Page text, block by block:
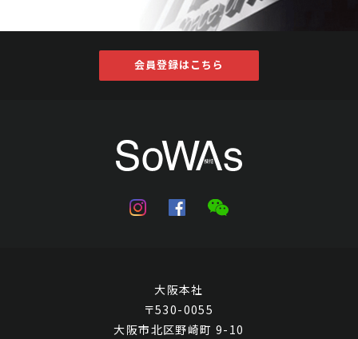
結果
会員登録はこちら
大阪本社
〒530-0055
大阪市北区野崎町 9-10